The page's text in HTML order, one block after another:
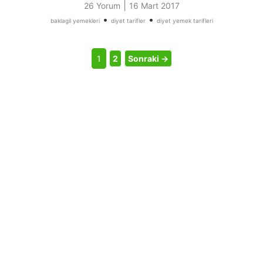
26 Yorum 16 Mart 2017
baklagil yemekleri• diyet tarifler• diyet yemek tarifleri
1 2 Sonraki →